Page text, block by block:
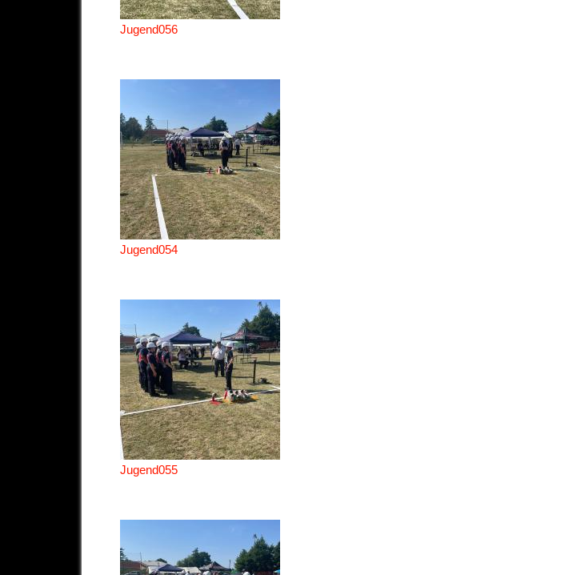
Jugend056
Jugend054
Jugend055